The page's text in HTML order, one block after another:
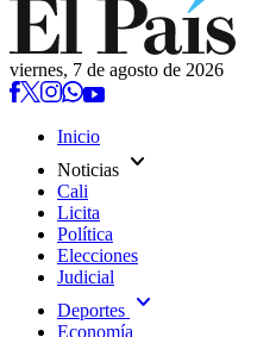
viernes, 7 de agosto de 2026
Inicio
Noticias expand_more
Cali
Licita
Política
Elecciones
Judicial
Deportes expand_more
Economía